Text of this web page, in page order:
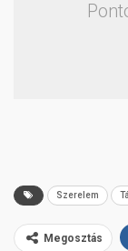
Szerelem
Megosztás